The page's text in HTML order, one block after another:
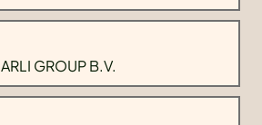
ARLI GROUP B.V.